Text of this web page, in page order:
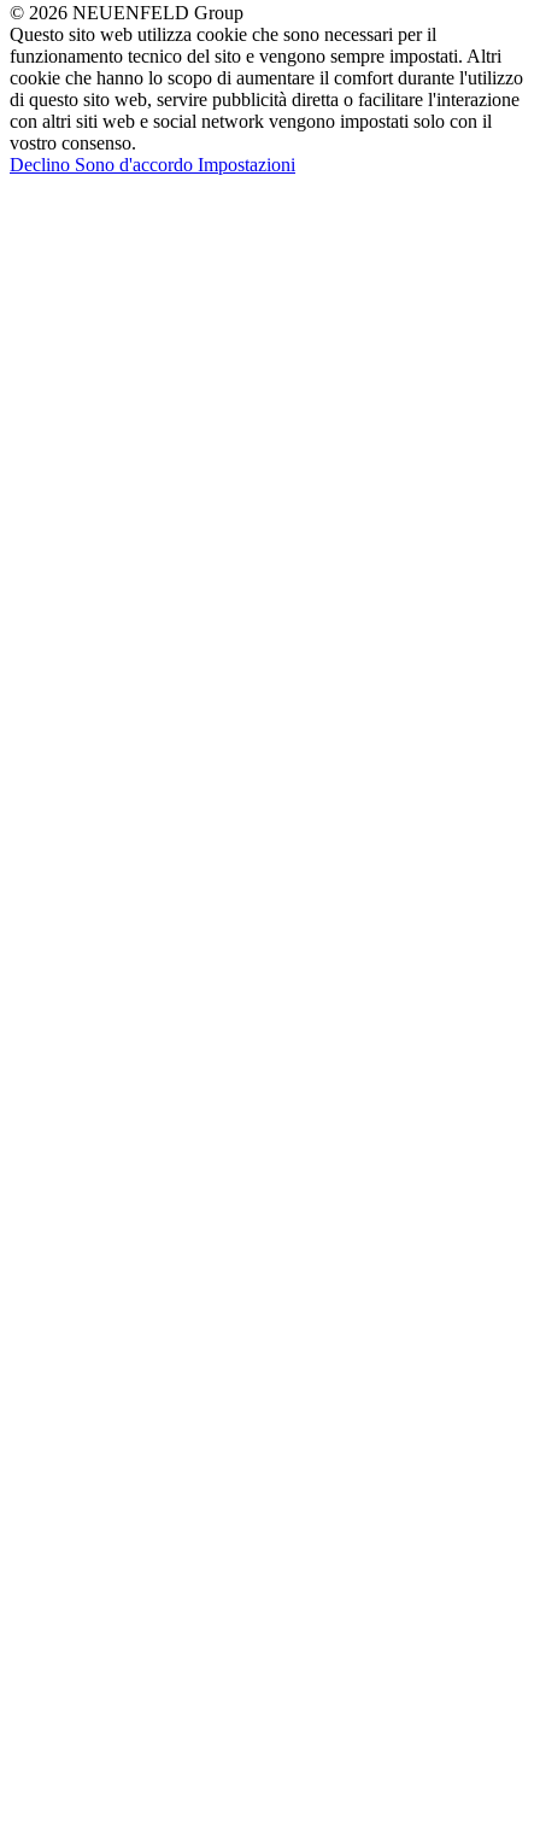
© 2026 NEUENFELD Group
Questo sito web utilizza cookie che sono necessari per il
funzionamento tecnico del sito e vengono sempre impostati. Altri
cookie che hanno lo scopo di aumentare il comfort durante l'utilizzo
di questo sito web, servire pubblicità diretta o facilitare l'interazione
con altri siti web e social network vengono impostati solo con il
vostro consenso.
Declino Sono d'accordo Impostazioni